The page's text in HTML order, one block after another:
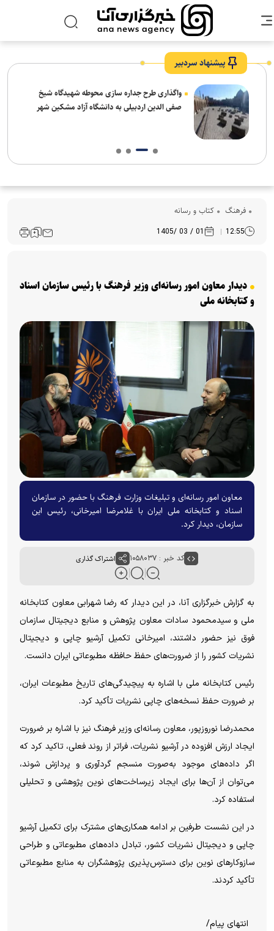
پیشنهاد سردبیر
واگذاری طرح جداره سازی محوطه شهیدگاه شیخ
صفی الدین اردبیلی به دانشگاه آزاد مشکین شهر
فرهنگ‌ کتاب و رسانه
12:55
01 / 03 /1405
دیدار معاون امور رسانه‌ای وزیر فرهنگ با رئیس سازمان اسناد
و کتابخانه ملی
معاون امور رسانه‌ای و تبلیغات وزارت فرهنگ با حضور در سازمان
اسناد و کتابخانه ملی ایران با غلامرضا امیرخانی، رئیس این
سازمان، دیدار کرد.
کد خبر : ۱۰۵۸۰۳۷ اشتراک گذاری
به گزارش خبرگزاری آنا، در این دیدار که رضا شهرابی معاون کتابخانه
ملی و سیدمحمود سادات معاون پژوهش و منابع دیجیتال سازمان
فوق نیز حضور داشتند، امیرخانی تکمیل آرشیو چاپی و دیجیتال
نشریات کشور را از ضرورت‌های حفظ حافظه مطبوعاتی ایران دانست.
رئیس کتابخانه ملی با اشاره به پیچیدگی‌های تاریخ مطبوعات ایران،
بر ضرورت حفظ نسخه‌های چاپی نشریات تأکید کرد.
محمدرضا نوروزپور، معاون رسانه‌ای وزیر فرهنگ نیز با اشاره بر ضرورت
ایجاد ارزش افزوده در آرشیو نشریات، فراتر از روند فعلی، تاکید کرد که
اگر داده‌های موجود به‌صورت منسجم گردآوری و پردازش شوند،
می‌توان از آن‌ها برای ایجاد زیرساخت‌های نوین پژوهشی و تحلیلی
استفاده کرد.
در این نشست طرفین بر ادامه همکاری‌های مشترک برای تکمیل آرشیو
چاپی و دیجیتال نشریات کشور، تبادل داده‌های مطبوعاتی و طراحی
سازوکارهای نوین برای دسترس‌پذیری پژوهشگران به منابع مطبوعاتی
تأکید کردند.
انتهای پیام/